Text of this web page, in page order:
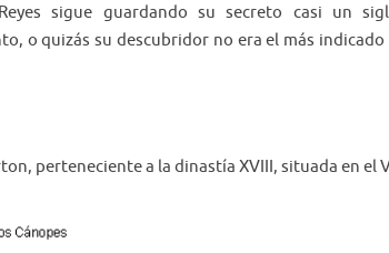
sigue guardando su secreto casi un
o quizás su descubridor no era el más indicado
perteneciente a la dinastía XVIII, situada en el